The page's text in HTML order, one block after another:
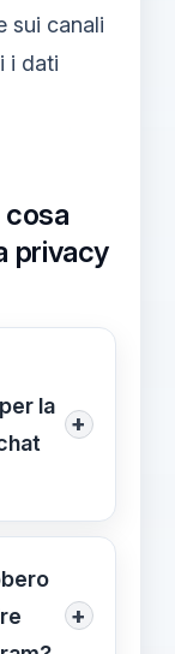
sui canali
i dati
privacy
la
+
usa
+